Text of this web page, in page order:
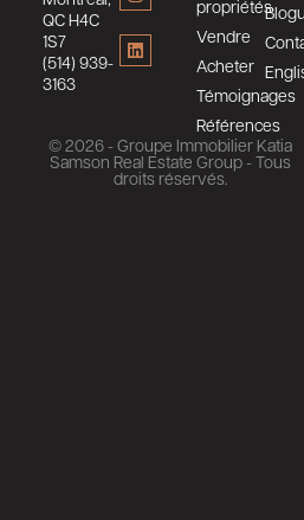
QC H4C
1S7
(514) 939-
3163
propriétés
Vendre
Acheter
Témoignages
Références
© 2026 - Groupe Immobilier Katia
Samson Real Estate Group - Tous
droits réservés.